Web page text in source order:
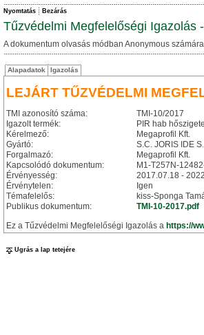
Nyomtatás Bezárás
Tűzvédelmi Megfelelőségi Igazolás
A dokumentum olvasás módban Anonymous
Alapadatok Igazolás
LEJÁRT TŰZVÉDELMI
TMI azonosító száma:
TMI-10/2017
Igazolt termék:
PIR hab
Kérelmező:
Megaprofil Kft.
Gyártó:
S.C. JORIS IDE
Forgalmazó:
Megaprofil Kft.
Kapcsolódó dokumentum:
M1-T257N-
Érvényesség:
2017.07.18 -
Érvénytelen:
Igen
Témafelelős:
kiss-Sponga
Publikus dokumentum:
TMI-10-2017.pdf
Ez a Tűzvédelmi Megfelelőségi Igazolás a https://
Ugrás a lap tetejére